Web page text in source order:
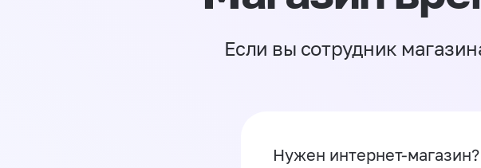
Если вы сотрудник
Нужен интернет-магазин?